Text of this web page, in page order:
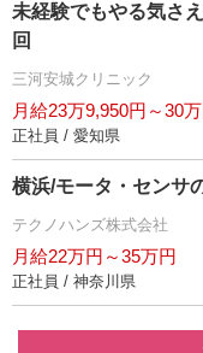
未経験でもやる気さ
回
三河安城クリニック
月給23万9,950円～30
正社員 / 愛知県
横浜/モータ・センサ
テクノハンズ株式会社
月給22万円～35万円
正社員 / 神奈川県